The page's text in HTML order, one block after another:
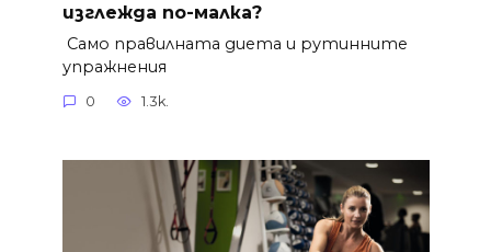
изглежда по-малка?
Само правилната диета и рутинните
упражнения
0 1.3k.